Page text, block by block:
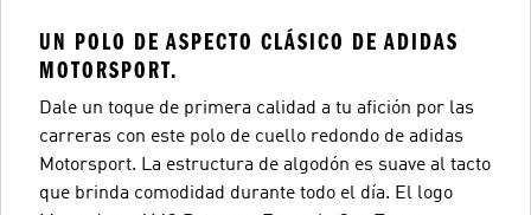
UN POLO DE ASPECTO CLÁSICO DE ADIDAS
MOTORSPORT.
Dale un toque de primera calidad a tu afición por las
carreras con este polo de cuello redondo de adidas
Motorsport. La estructura de algodón es suave al tacto
que brinda comodidad durante todo el día. El logo